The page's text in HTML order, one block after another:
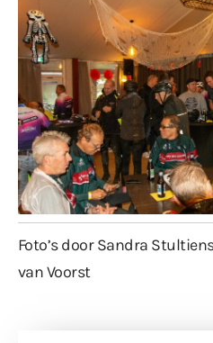
Foto’s door Sandra
van Voorst